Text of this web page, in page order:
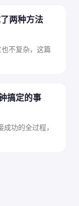
两种方法
不复杂，这篇
搞定的事
功的全过程，